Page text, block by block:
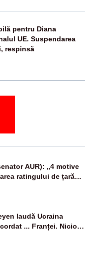
pentru Diana
UE. Suspendarea
respinsă
AUR): „4 motive
ratingului de țară
Guvernul
laudă Ucraina
... Franței. Nicio
energetic promis